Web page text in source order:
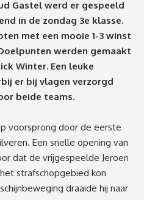
Gastel werd er gespeeld
in de zondag 3e klasse.
met een mooie 1-3 winst
werden gemaakt
Winter. Een leuke
er bij vlagen verzorgd
beide teams.
voorsprong door de eerste
Een snelle opening van
dat de vrijgespeelde Jeroen
strafschopgebied kon
draaide hij naar